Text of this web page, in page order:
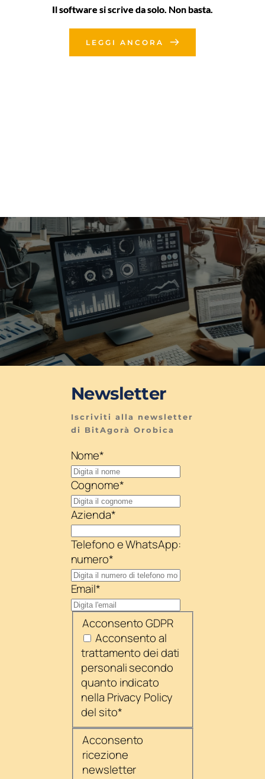
Il software si scrive da solo. Non basta.
LEGGI ANCORA
Newsletter
Iscriviti alla newsletter
di BitAgorà Orobica
Nome*
Cognome*
Azienda*
Telefono e WhatsApp:
numero*
Email*
Acconsento GDPR
Acconsento al
trattamento dei dati
personali secondo
quanto indicato
nella Privacy Policy
del sito*
Acconsento
ricezione
newsletter